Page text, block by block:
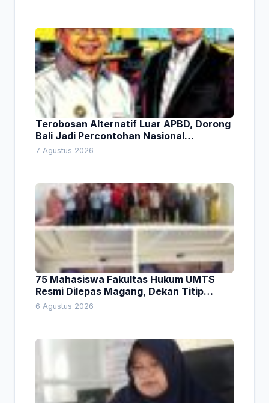
Terobosan Alternatif Luar APBD, Dorong
Bali Jadi Percontohan Nasional
Pembiayaan Daerah
7 Agustus 2026
75 Mahasiswa Fakultas Hukum UMTS
Resmi Dilepas Magang, Dekan Titip
Empat Pesan Penting
6 Agustus 2026